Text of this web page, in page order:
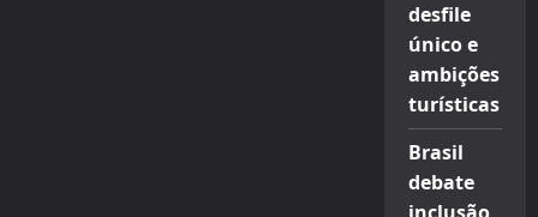
desfile
único e
ambições
turísticas
Brasil
debate